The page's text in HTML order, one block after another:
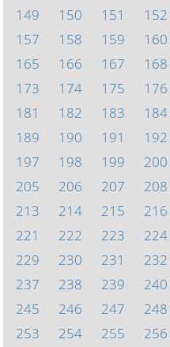
149
150 151 152
157
158 159 160
165
166 167 168
173
174 175 176
181
182 183 184
189
190 191 192
197
198 199 200
205
206 207 208
213
214 215 216
221
222 223 224
229
230 231 232
237
238 239 240
245
246 247 248
253
254 255 256